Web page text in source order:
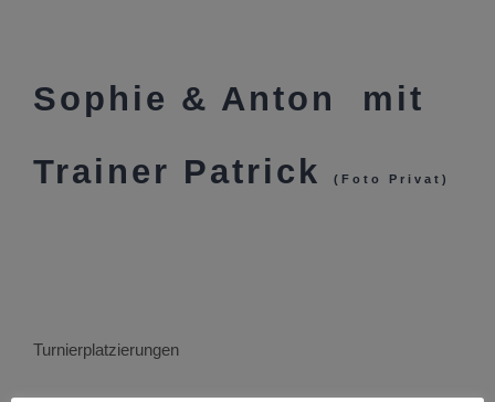
Sophie & Anton mit
Trainer Patrick
(Foto Privat)
Turnierplatzierungen